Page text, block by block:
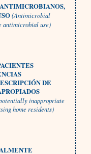
(Antimicrobial
antimicrobial use)
DE
inappropriate
home residents)